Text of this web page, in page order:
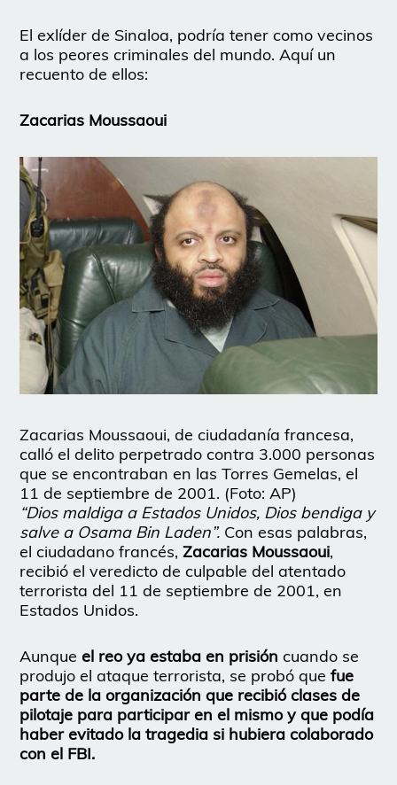
El exlíder de Sinaloa, podría tener como vecinos
a los peores criminales del mundo. Aquí un
recuento de ellos:
Zacarias Moussaoui
Zacarias Moussaoui, de ciudadanía francesa,
calló el delito perpetrado contra 3.000 personas
que se encontraban en las Torres Gemelas, el
11 de septiembre de 2001. (Foto: AP)
“Dios maldiga a Estados Unidos, Dios bendiga y
salve a Osama Bin Laden”. Con esas palabras,
el ciudadano francés, Zacarias Moussaoui,
recibió el veredicto de culpable del atentado
terrorista del 11 de septiembre de 2001, en
Estados Unidos.
Aunque el reo ya estaba en prisión cuando se
produjo el ataque terrorista, se probó quefue
parte de la organización que recibió clases de
pilotaje para participar en el mismo y que podía
haber evitado la tragedia si hubiera colaborado
con el FBI.